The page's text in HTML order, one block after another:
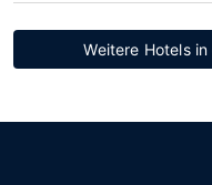
Weitere Hotels